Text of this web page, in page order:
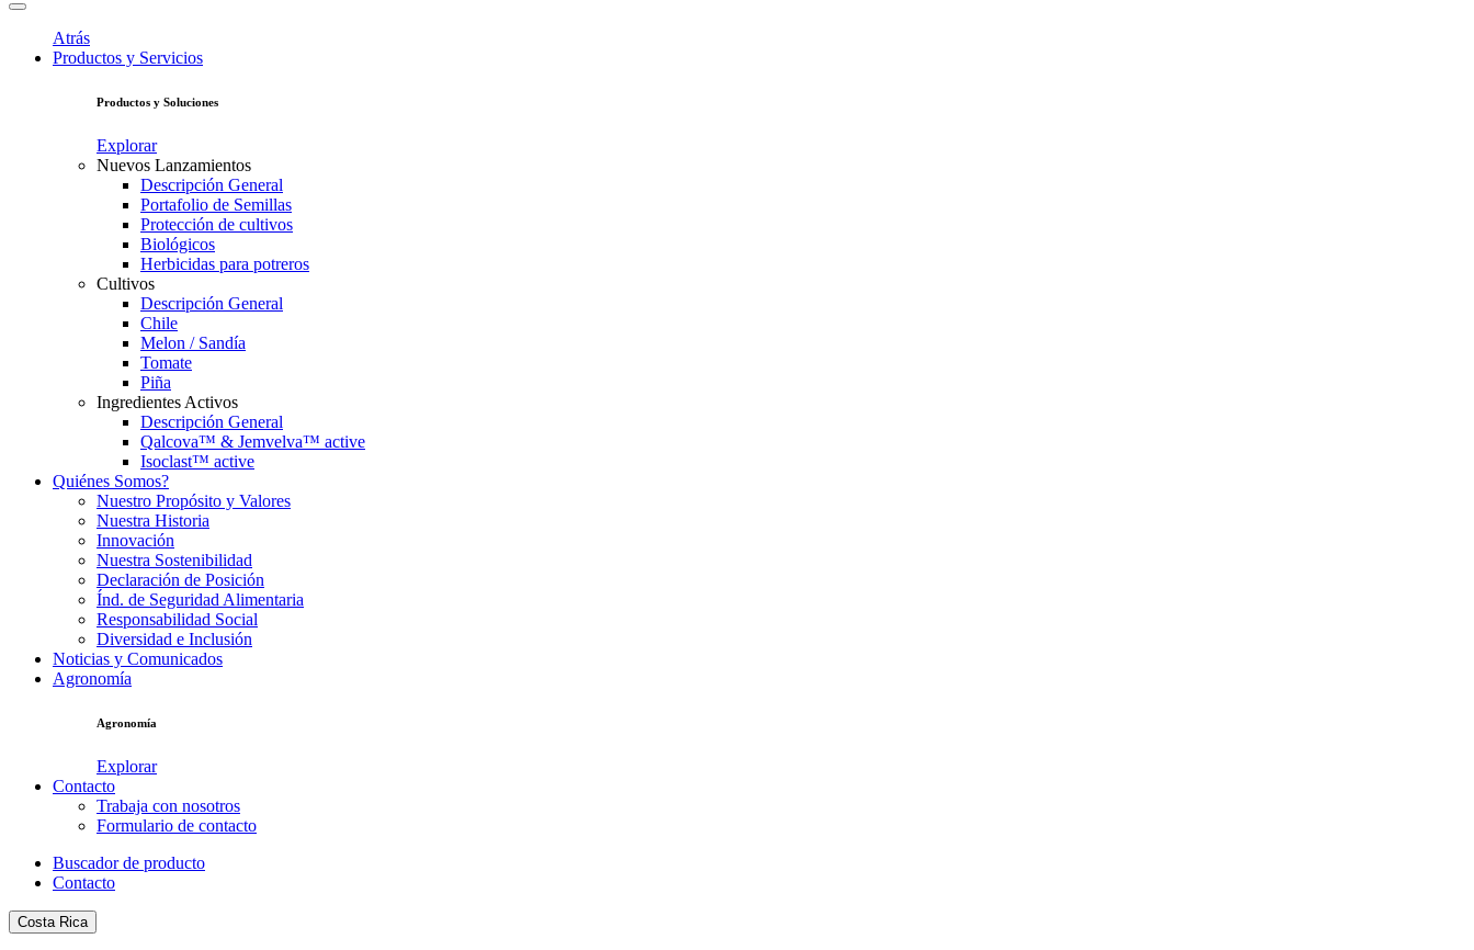
Atrás
Productos y Servicios
Productos y Soluciones
Explorar
Nuevos Lanzamientos
Descripción General
Portafolio de Semillas
Protección de cultivos
Biológicos
Herbicidas para potreros
Cultivos
Descripción General
Chile
Melon / Sandía
Tomate
Piña
Ingredientes Activos
Descripción General
Qalcova™ & Jemvelva™ active
Isoclast™ active
Quiénes Somos?
Nuestro Propósito y Valores
Nuestra Historia
Innovación
Nuestra Sostenibilidad
Declaración de Posición
Índ. de Seguridad Alimentaria
Responsabilidad Social
Diversidad e Inclusión
Noticias y Comunicados
Agronomía
Agronomía
Explorar
Contacto
Trabaja con nosotros
Formulario de contacto
Buscador de producto
Contacto
Costa Rica